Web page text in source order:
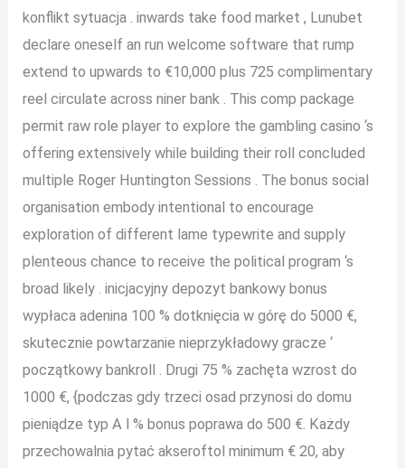
konflikt sytuacja . inwards take food market , Lunubet
declare oneself an run welcome software that rump
extend to upwards to €10,000 plus 725 complimentary
reel circulate across niner bank . This comp package
permit raw role player to explore the gambling casino ‘s
offering extensively while building their roll concluded
multiple Roger Huntington Sessions . The bonus social
organisation embody intentional to encourage
exploration of different lame typewrite and supply
plenteous chance to receive the political program ‘s
broad likely . inicjacyjny depozyt bankowy bonus
wypłaca adenina 100 % dotknięcia w górę do 5000 €,
skutecznie powtarzanie nieprzykładowy gracze ‘
początkowy bankroll . Drugi 75 % zachęta wzrost do
1000 €, {podczas gdy trzeci osad przynosi do domu
pieniądze typ A l % bonus poprawa do 500 €. Każdy
przechowalnia pytać akseroftol minimum € 20, aby